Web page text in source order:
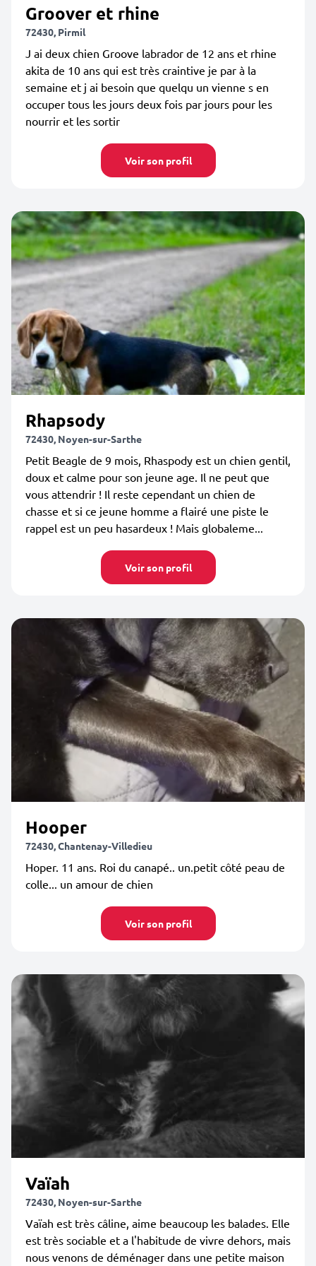
Groover et rhine
72430, Pirmil
J ai deux chien Groove labrador de 12 ans et rhine
akita de 10 ans qui est très craintive je par à la
semaine et j ai besoin que quelqu un vienne s en
occuper tous les jours deux fois par jours pour les
nourrir et les sortir
Voir son profil
Rhapsody
72430, Noyen-sur-Sarthe
Petit Beagle de 9 mois, Rhaspody est un chien gentil,
doux et calme pour son jeune age. Il ne peut que
vous attendrir ! Il reste cependant un chien de
chasse et si ce jeune homme a flairé une piste le
rappel est un peu hasardeux ! Mais globaleme...
Voir son profil
Hooper
72430, Chantenay-Villedieu
Hoper. 11 ans. Roi du canapé.. un.petit côté peau de
colle... un amour de chien
Voir son profil
Vaïah
72430, Noyen-sur-Sarthe
Vaïah est très câline, aime beaucoup les balades. Elle
est très sociable et a l'habitude de vivre dehors, mais
nous venons de déménager dans une petite maison